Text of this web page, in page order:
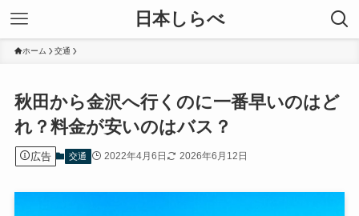
日本しらべ
ホーム 交通
秋田から金沢へ行くのに一番早いのはど
れ？料金が安いのはバス？
広告 交通 2022年4月6日 2026年6月12日